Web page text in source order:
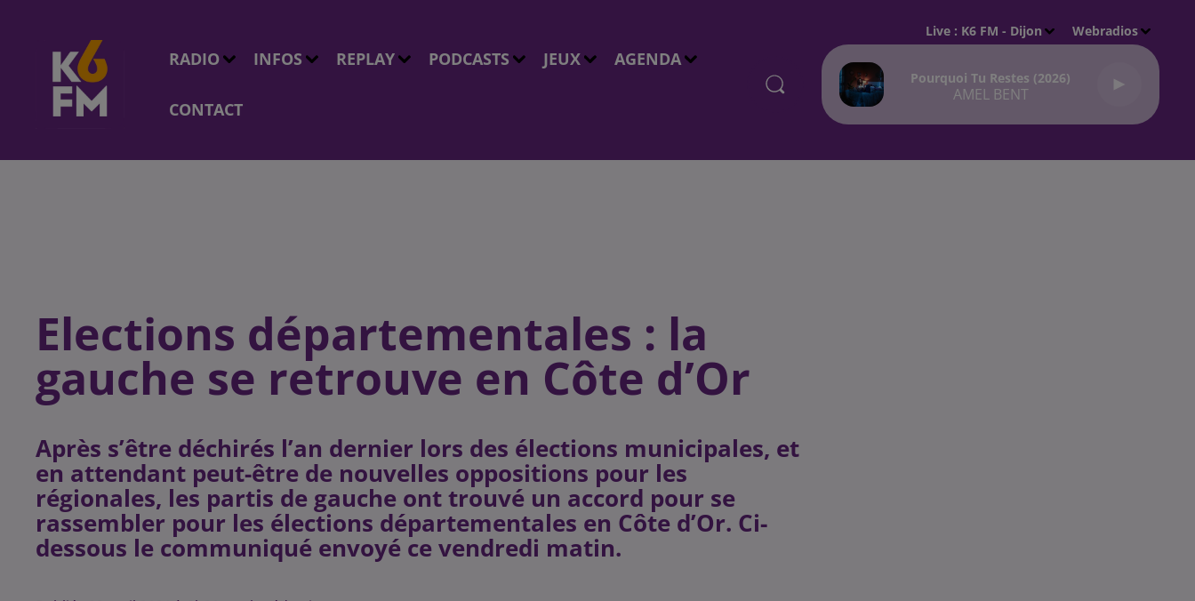
RADIO INFOS REPLAY PODCASTS JEUX AGENDA
CONTACT
Live : K6 FM - Dijon Webradios
Pourquoi Tu Restes (2026)
AMEL BENT
Elections départementales : la
gauche se retrouve en Côte d’Or
Après s’être déchirés l’an dernier lors des élections municipales, et
en attendant peut-être de nouvelles oppositions pour les
régionales, les partis de gauche ont trouvé un accord pour se
rassembler pour les élections départementales en Côte d’Or. Ci-
dessous le communiqué envoyé ce vendredi matin.